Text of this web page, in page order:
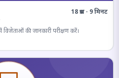
18 प्रश्न · 9 मिनट
विजेताओं की जानकारी परीक्षण करें।